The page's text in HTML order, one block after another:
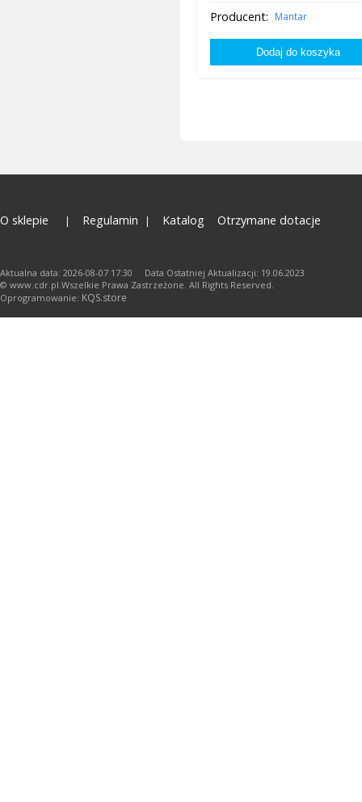
Producent: Mantar
O sklepie Regulamin Katalog Otrzymane dotacje
Aktualna data: 2026-08-07 17:30 Data Ostatniej Aktualizacji: 19.06.2023
© www.cdr.pl.Wszelkie Prawa Zastrzeżone. All Rights Reserved.
Oprogramowanie: KQS.store